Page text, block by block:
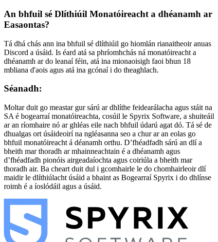
An bhfuil sé Dlíthiúil Monatóireacht a dhéanamh ar
Easaontas?
Tá dhá chás ann ina bhfuil sé dlíthiúil go hiomlán rianaitheoir anuas
Discord a úsáid. Is éard atá sa phríomhchás ná monatóireacht a
dhéanamh ar do leanaí féin, atá ina mionaoisigh faoi bhun 18
mbliana d'aois agus atá ina gcónaí i do theaghlach.
Séanadh:
Moltar duit go meastar gur sárú ar dhlíthe feidearálacha agus stáit na
SA é bogearraí monatóireachta, cosúil le Spyrix Software, a shuiteáil
ar an ríomhaire nó ar ghléas eile nach bhfuil údarú agat dó. Tá sé de
dhualgas ort úsáideoirí na ngléasanna seo a chur ar an eolas go
bhfuil monatóireacht á déanamh orthu. D’fhéadfadh sárú an dlí a
bheith mar thoradh ar mhainneachtain é a dhéanamh agus
d’fhéadfadh pionóis airgeadaíochta agus coiriúla a bheith mar
thoradh air. Ba cheart duit dul i gcomhairle le do chomhairleoir dlí
maidir le dlíthiúlacht úsáid a bhaint as Bogearraí Spyrix i do dhlínse
roimh é a íoslódáil agus a úsáid.